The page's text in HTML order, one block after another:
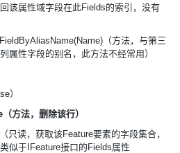
该属性域字段在此Fields的索引，没有
（方法，与第三
属性字段的别名，此方法不经常用）
）
方法，删除该行）
只读，获取该Feature要素的字段集合，
似于IFeature接口的Fields属性